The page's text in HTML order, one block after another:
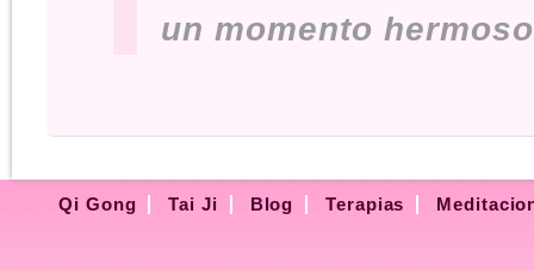
un momento
Qi Gong Tai Ji Blog Terapias